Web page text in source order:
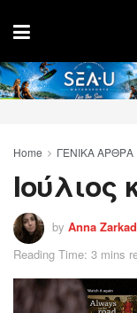
Home ΓΕΝΙΚΑ ΑΡΘΡΑ
Ιούλιος
by Anna
Reading Time: 3 mins